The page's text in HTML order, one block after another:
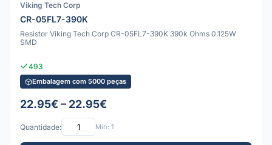
Viking Tech Corp
CR-05FL7-390K
Resistor Viking Tech Corp CR-05FL7-390K 390k Ohms 0.125W
SMD
493
Embalagem com 5000 peças
22.95€ – 22.95€
Quantidade: Mín: 1